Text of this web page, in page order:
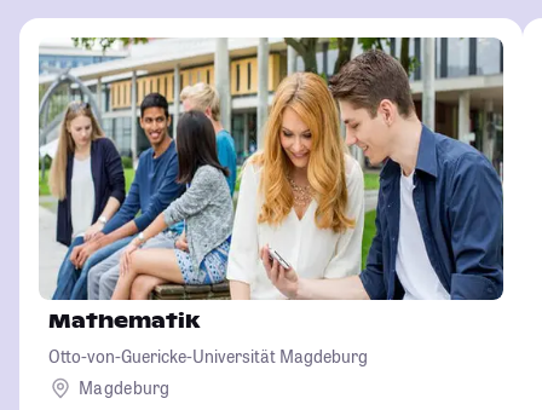
Mathematik
Otto-von-Guericke-Universität Magdeburg
Magdeburg